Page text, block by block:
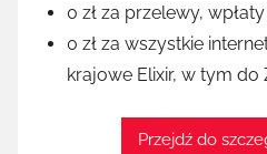
0 zł za przelewy,
0 zł za wszystkie
krajowe Elixir, w tym do
Przejdź do